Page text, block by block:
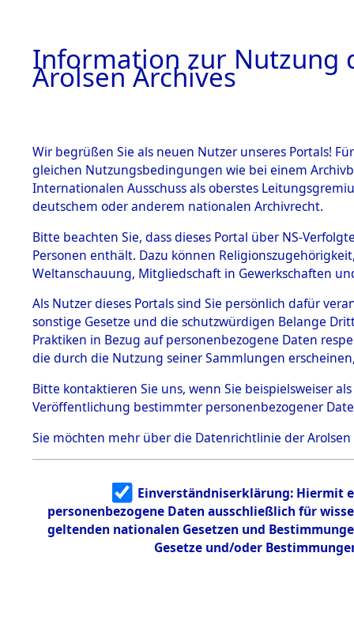
BILD
BESTÄNDE
1.
mente
5. Verschiedenes
5.3
Todesmärsche
5.3.1 Alliierte
Erhebungen
zu
Todesmärsch
en
5.3.2
Identifizierun
5.3.3
Todesmärsch
- Unsleben
0003 (84601739)
Information zur Nutzung
Arolsen Archives
Wir begrüßen Sie als neuen Nutzer unseres Portals!
gleichen Nutzungsbedingungen wie bei einem
Internationalen Ausschuss als oberstes
deutschem oder anderem nationalen Archivrecht.
Bitte beachten Sie, dass dieses Portal über NS-
Personen enthält. Dazu können
Weltanschauung, Mitgliedschaft in Gewerkschaften
Als Nutzer dieses Portals sind Sie persönlich dafür
sonstige Gesetze und die schutzwürdigen Belange
Praktiken in Bezug auf personenbezogene Daten
die durch die Nutzung seiner Sammlungen
Bitte kontaktieren Sie uns, wenn Sie beispielsweiser
Veröffentlichung bestimmter personenbezogener
Sie möchten mehr über die Datenrichtlinie der Arolsen
Einverständniserklärung: Hiermit
personenbezogene Daten ausschließlich für
geltenden nationalen Gesetzen und
Gesetze und/oder